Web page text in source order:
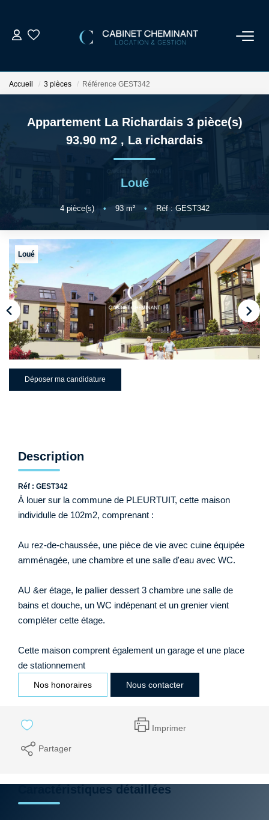
LOUER
VENDRE
ESTIMER
GESTION LOCATIVE
NOS AGENCES
Qui Sommes-Nous ?
Nos Biens Loués
Nos Actualités
EXTRANET
CONTACT
Accueil 3 pièces Référence GEST342
Appartement La Richardais 3 pièce(s)
93.90 m2 , La richardais
Loué
4pièce(s) • 93m² • Réf : GEST342
Loué
Déposer ma candidature
Description
Réf : GEST342
À louer sur la commune de PLEURTUIT, cette maison
individulle de 102m2, comprenant :
Au rez-de-chaussée, une pièce de vie avec cuine équipée
amménagée, une chambre et une salle d'eau avec WC.
AU &er étage, le pallier dessert 3 chambre une salle de
bains et douche, un WC indépenant et un grenier vient
compléter cette étage.
Cette maison comprent également un garage et une place
de stationnement
Nos honoraires Nous contacter
Imprimer
Partager
Caractéristiques détaillées